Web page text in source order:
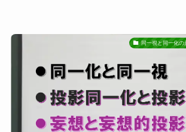
同一視と同一化の